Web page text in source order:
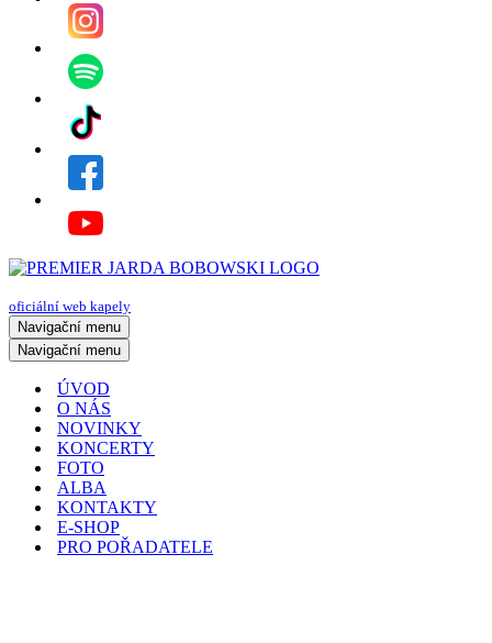
oficiální web kapely
Navigační menu
Navigační menu
ÚVOD
O NÁS
NOVINKY
KONCERTY
FOTO
ALBA
KONTAKTY
E-SHOP
PRO POŘADATELE